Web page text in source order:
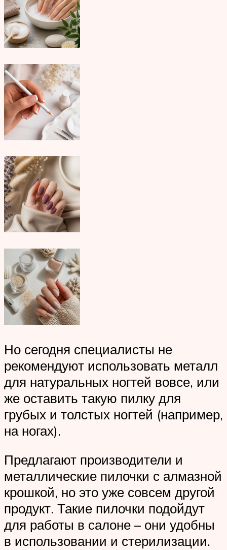
Но сегодня специалисты не
рекомендуют использовать металл
для натуральных ногтей вовсе, или
же оставить такую пилку для
грубых и толстых ногтей (например,
на ногах).
Предлагают производители и
металлические пилочки с алмазной
крошкой, но это уже совсем другой
продукт. Такие пилочки подойдут
для работы в салоне – они удобны
в использовании и стерилизации.